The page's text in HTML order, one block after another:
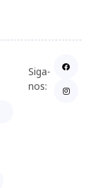
Siga-
nos: